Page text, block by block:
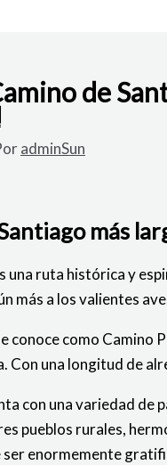
URBANO EN
de
adminSun
más
una ruta histórica y
más a los valientes
conoce como
Con una longitud de
con una variedad de
pueblos rurales,
enormemente